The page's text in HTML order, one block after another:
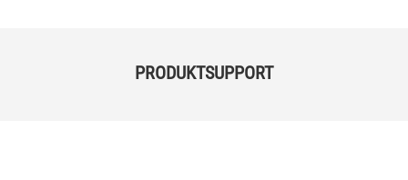
PRODUKTSUPPORT